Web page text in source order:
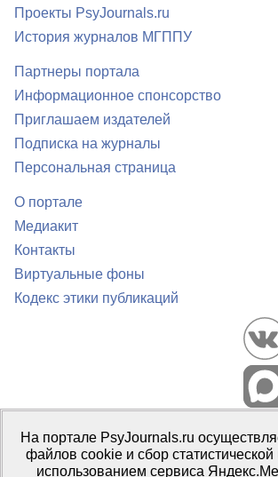
Проекты PsyJournals.ru
История журналов МГППУ
Партнеры портала
Информационное спонсорство
Приглашаем издателей
Подписка на журналы
Персональная страница
О портале
Медиакит
Контакты
Виртуальные фоны
Кодекс этики публикаций
Портал психологических изданий
Правила использования материалов
Свидетельство регистрации СМИЭл № ФС77-
На портале PsyJournals.ru
файлов cookie и сбор
использованием сервиса